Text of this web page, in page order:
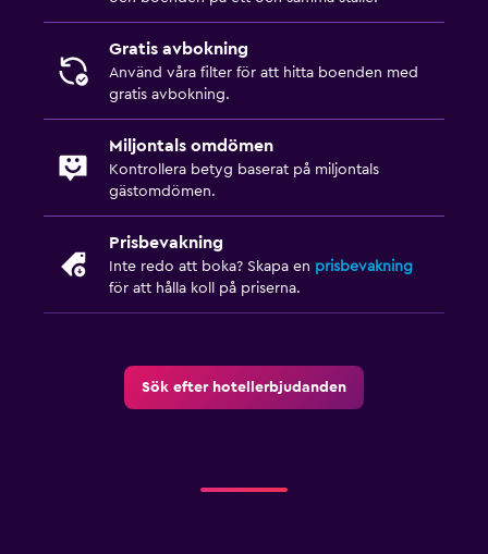
Gratis avbokning
Använd våra filter för att hitta boenden med
gratis avbokning.
Miljontals omdömen
Kontrollera betyg baserat på miljontals
gästomdömen.
Prisbevakning
Inte redo att boka? Skapa en prisbevakning
för att hålla koll på priserna.
Sök efter hotellerbjudanden